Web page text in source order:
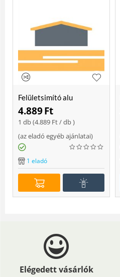
Felületsimító alu
erősített, rome 400 mm
Soft
4.889Ft
1 db (4.889 Ft/ db )
(az eladó egyéb ajánlatai)
1 eladó
Elégedett vásárlók